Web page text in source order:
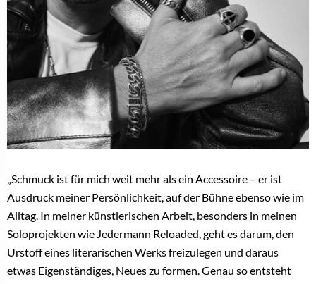
„Schmuck ist für mich weit mehr als ein Accessoire – er ist
Ausdruck meiner Persönlichkeit, auf der Bühne ebenso wie im
Alltag. In meiner künstlerischen Arbeit, besonders in meinen
Soloprojekten wie Jedermann Reloaded, geht es darum, den
Urstoff eines literarischen Werks freizulegen und daraus
etwas Eigenständiges, Neues zu formen. Genau so entsteht